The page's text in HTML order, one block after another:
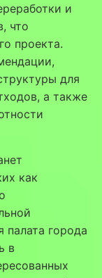
и
что
проекта.
для
а также
как
палата города
в